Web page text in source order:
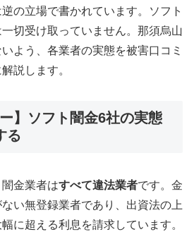
の立場で書かれています。ソフト
切受け取っていません。那須烏山
よう、各業者の実態を被害口コミ
説します。
】ソフト闇金6社の実態
る
金業者はすべて違法業者です。金
い無登録業者であり、出資法の上
に超える利息を請求しています。